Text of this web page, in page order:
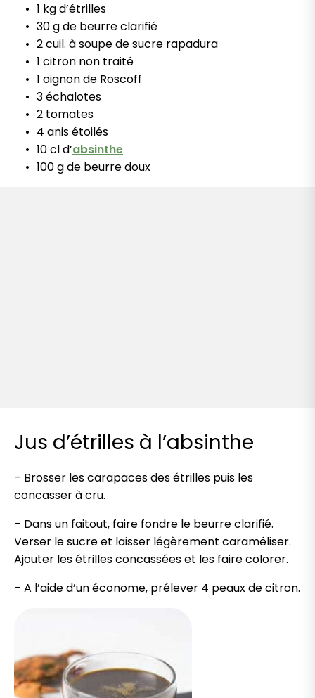
1 kg d’étrilles
30 g de beurre clarifié
2 cuil. à soupe de sucre rapadura
1 citron non traité
1 oignon de Roscoff
3 échalotes
2 tomates
4 anis étoilés
10 cl d’absinthe
100 g de beurre doux
Jus d’étrilles à l’absinthe
– Brosser les carapaces des étrilles puis les
concasserà cru.
– Dans un faitout, faire fondre le beurre clarifié.
Verser le sucre et laisser légèrement caraméliser.
Ajouter les étrilles concassées et les faire colorer.
– A l’aide d’un économe, prélever 4 peaux de citron.